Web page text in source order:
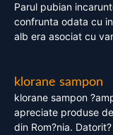
Parul pubian
confrunta odata cu
alb era asociat cu
klorane sampon
klorane sampon
apreciate produse
din Rom?nia.